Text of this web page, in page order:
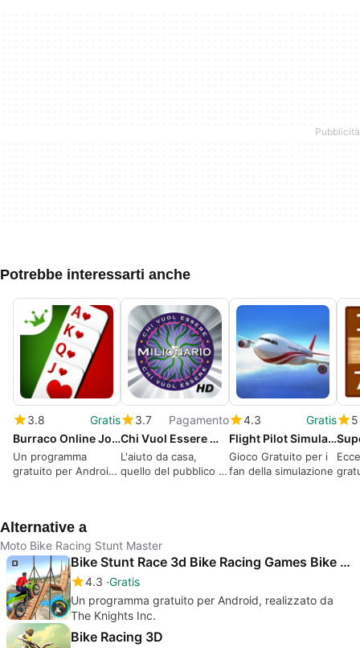
Potrebbe interessarti anche
3.8
Gratis
Burraco Online Jogatina: Carte Gratis Italiano
Un programma
gratuito per Android,
3.7
Pagamento
Chi Vuol Essere Milionario? HD
L'aiuto da casa,
quello del pubblico o
4.3
Gratis
Flight Pilot Simulator 3D Free
Gioco Gratuito per i
fan della simulazione
5
Alternative a
Moto Bike Racing Stunt Master
Bike Stunt Race 3d Bike Racing Games Bike game
4.3 Gratis
Un programma gratuito per Android, realizzato da
The Knights Inc.
Bike Racing 3D